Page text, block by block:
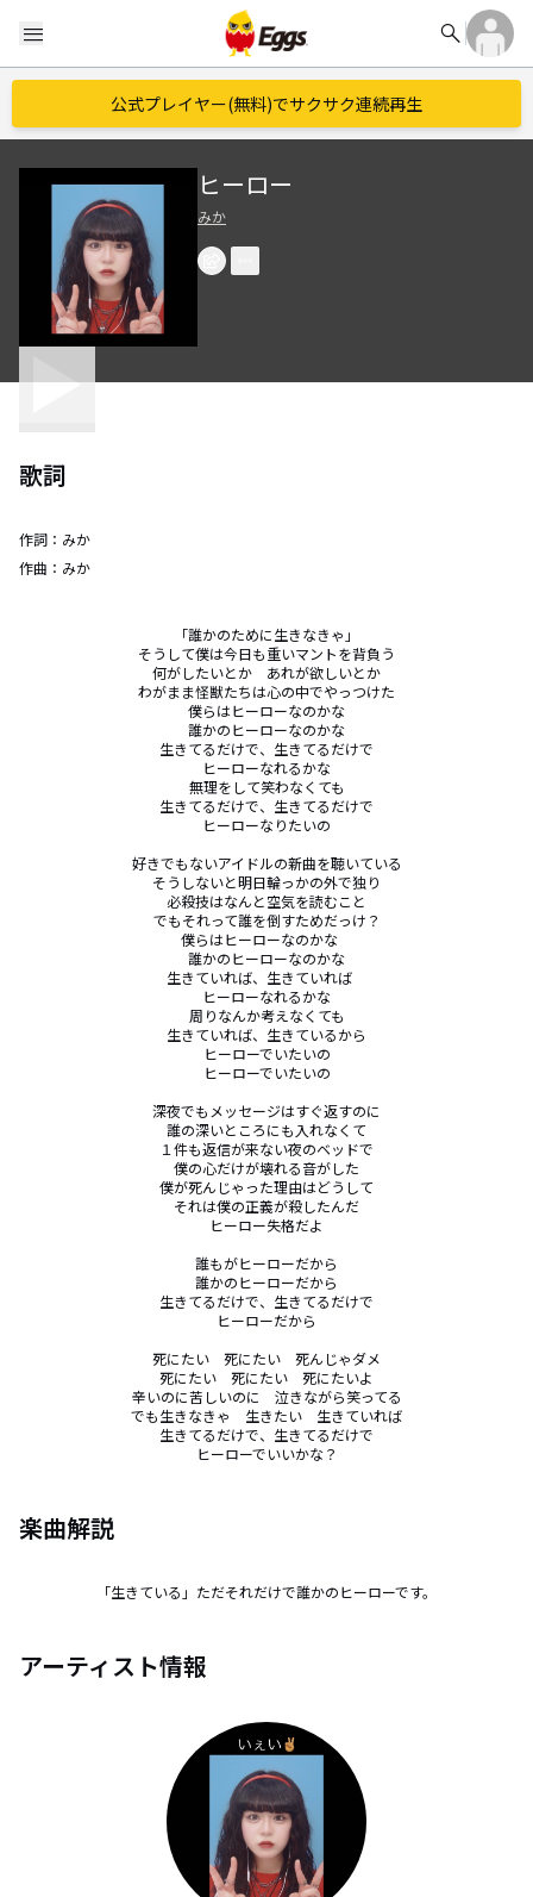
menu search
公式プレイヤー(無料)でサクサク連続再生
ヒーロー
みか
歌詞
作詞： みか
作曲： みか
「誰かのために生きなきゃ」
そうして僕は今日も重いマントを背負う
何がしたいとか　あれが欲しいとか
わがまま怪獣たちは心の中でやっつけた
僕らはヒーローなのかな
誰かのヒーローなのかな
生きてるだけで、生きてるだけで
ヒーローなれるかな
無理をして笑わなくても
生きてるだけで、生きてるだけで
ヒーローなりたいの
好きでもないアイドルの新曲を聴いている
そうしないと明日輪っかの外で独り
必殺技はなんと空気を読むこと
でもそれって誰を倒すためだっけ？
僕らはヒーローなのかな
誰かのヒーローなのかな
生きていれば、生きていれば
ヒーローなれるかな
周りなんか考えなくても
生きていれば、生きているから
ヒーローでいたいの
ヒーローでいたいの
深夜でもメッセージはすぐ返すのに
誰の深いところにも入れなくて
１件も返信が来ない夜のベッドで
僕の心だけが壊れる音がした
僕が死んじゃった理由はどうして
それは僕の正義が殺したんだ
ヒーロー失格だよ
誰もがヒーローだから
誰かのヒーローだから
生きてるだけで、生きてるだけで
ヒーローだから
死にたい　死にたい　死んじゃダメ
死にたい　死にたい　死にたいよ
辛いのに苦しいのに　泣きながら笑ってる
でも生きなきゃ　生きたい　生きていれば
生きてるだけで、生きてるだけで
ヒーローでいいかな？
楽曲解説
「生きている」ただそれだけで誰かのヒーローです。
アーティスト情報